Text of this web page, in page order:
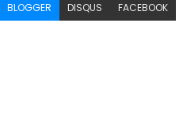
BLOGGER DISQUS FACEBOOK